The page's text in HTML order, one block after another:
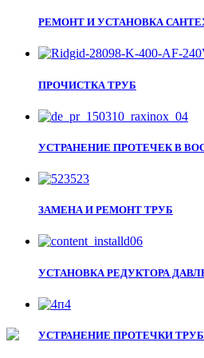
РЕМОНТ И УСТАНОВКА
ПРОЧИСТКА ТРУБ
УСТРАНЕНИЕ ПРОТЕЧЕК В
ЗАМЕНА И РЕМОНТ ТРУБ
УСТАНОВКА РЕДУКТОРА
УСТРАНЕНИЕ ПРОТЕЧКИ ТРУБ